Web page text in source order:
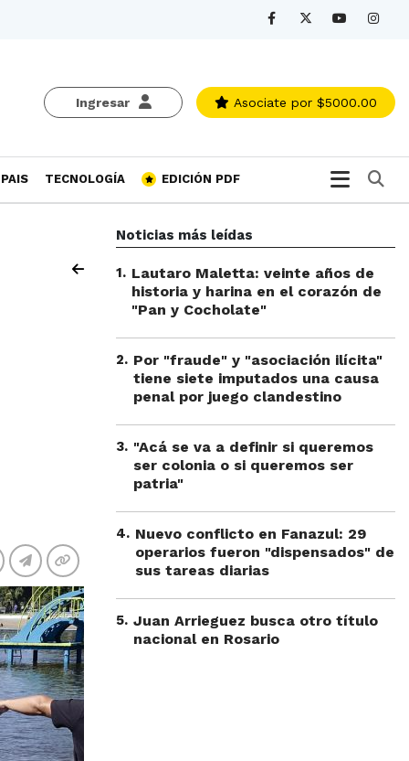
Ingresar Asociate por $5000.00
PAIS TECNOLOGÍA EDICIÓN PDF
Noticias más leídas
1. Lautaro Maletta: veinte años de
historia y harina en el corazón de
"Pan y Cocholate"
2. Por "fraude" y "asociación ilícita"
tiene siete imputados una causa
penal por juego clandestino
3. "Acá se va a definir si queremos
ser colonia o si queremos ser
patria"
4. Nuevo conflicto en Fanazul: 29
operarios fueron "dispensados" de
sus tareas diarias
5. Juan Arrieguez busca otro título
nacional en Rosario